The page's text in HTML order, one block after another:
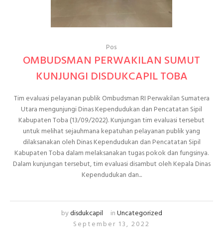
Pos
OMBUDSMAN PERWAKILAN SUMUT
KUNJUNGI DISDUKCAPIL TOBA
Tim evaluasi pelayanan publik Ombudsman RI Perwakilan Sumatera
Utara mengunjungi Dinas Kependudukan dan Pencatatan Sipil
Kabupaten Toba (13/09/2022). Kunjungan tim evaluasi tersebut
untuk melihat sejauhmana kepatuhan pelayanan publik yang
dilaksanakan oleh Dinas Kependudukan dan Pencatatan Sipil
Kabupaten Toba dalam melaksanakan tugas pokok dan fungsinya.
Dalam kunjungan tersebut, tim evaluasi disambut oleh Kepala Dinas
Kependudukan dan...
bydisdukcapil inUncategorized
September 13, 2022